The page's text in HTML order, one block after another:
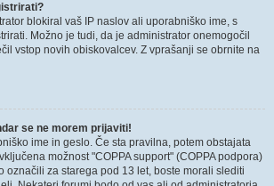
blokiral vaš IP naslov ali uporabniško ime, s
Možno je tudi, da je administrator onemogočil
vstop novih obiskovalcev. Z vprašanji se obrnite na
se ne morem prijaviti!
ime in geslo. Če sta pravilna, potem obstajata
možnost "COPPA support" (COPPA podpora)
označili za starega pod 13 let, boste morali slediti